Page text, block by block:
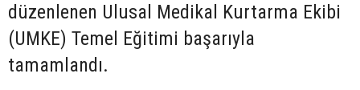
düzenlenen Ulusal Medikal Kurtarma Ekibi
(UMKE) Temel Eğitimi başarıyla
tamamlandı.